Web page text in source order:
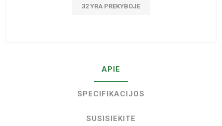
32 YRA PREKYBOJE
APIE
SPECIFIKACIJOS
SUSISIEKITE